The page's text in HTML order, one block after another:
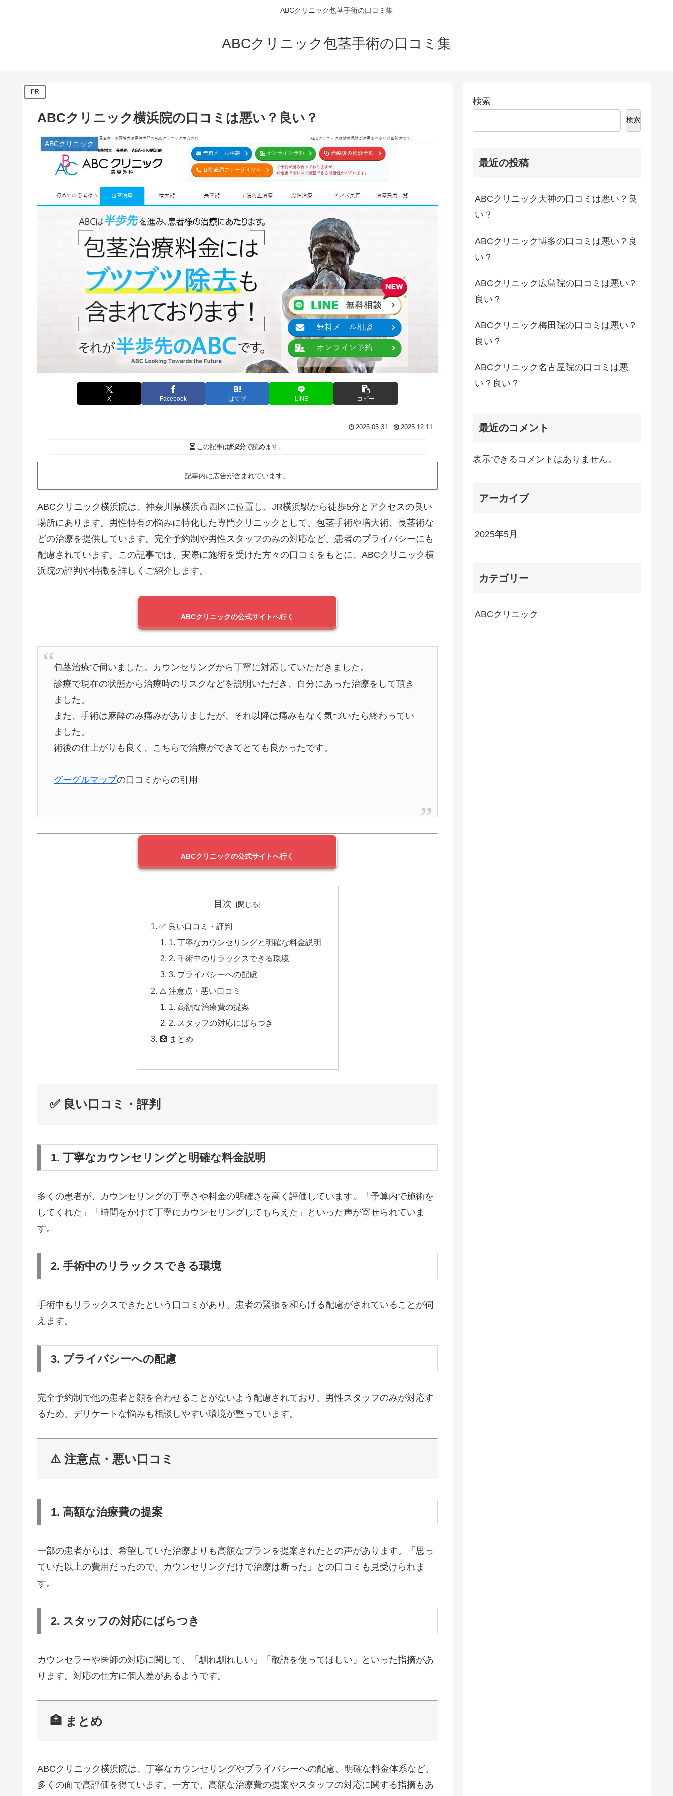
ABCクリニック包茎手術の口コミ集
ABCクリニック包茎手術の口コミ集
PR
ABCクリニック横浜院の口コミは悪い？良い？
ABCクリニック
X Facebook はてブ LINE コピー
2025.05.31 2025.12.11
この記事は約2分で読めます。
記事内に広告が含まれています。
ABCクリニック横浜院は、神奈川県横浜市西区に位置し、JR横浜駅から徒歩5分とアクセスの良い
場所にあります。 男性特有の悩みに特化した専門クリニックとして、包茎手術や増大術、長茎術な
どの治療を提供しています。 完全予約制や男性スタッフのみの対応など、患者のプライバシーにも
配慮されています。 この記事では、実際に施術を受けた方々の口コミをもとに、ABCクリニック横
浜院の評判や特徴を詳しくご紹介します。
ABCクリニックの公式サイトへ行く
包茎治療で伺いました。カウンセリングから丁寧に対応していただきました。
診療で現在の状態から治療時のリスクなどを説明いただき、自分にあった治療をして頂き
ました。
また、手術は麻酔のみ痛みがありましたが、それ以降は痛みもなく気づいたら終わってい
ました。
術後の仕上がりも良く、こちらで治療ができてとても良かったです。
グーグルマップの口コミからの引用
ABCクリニックの公式サイトへ行く
目次
✅ 良い口コミ・評判
1. 丁寧なカウンセリングと明確な料金説明
2. 手術中のリラックスできる環境
3. プライバシーへの配慮
⚠️ 注意点・悪い口コミ
1. 高額な治療費の提案
2. スタッフの対応にばらつき
🏥 まとめ
✅ 良い口コミ・評判
1. 丁寧なカウンセリングと明確な料金説明
多くの患者が、カウンセリングの丁寧さや料金の明確さを高く評価しています。
「予算内で施術を
してくれた」「時間をかけて丁寧にカウンセリングしてもらえた」といった声が寄せられていま
す。
2. 手術中のリラックスできる環境
手術中もリラックスできたという口コミがあり、患者の緊張を和らげる配慮がされていることが伺
えます。
3. プライバシーへの配慮
完全予約制で他の患者と顔を合わせることがないよう配慮されており、男性スタッフのみが対応す
るため、デリケートな悩みも相談しやすい環境が整っています。
⚠️ 注意点・悪い口コミ
1. 高額な治療費の提案
一部の患者からは、希望していた治療よりも高額なプランを提案されたとの声があります。
「思っ
ていた以上の費用だったので、カウンセリングだけで治療は断った」との口コミも見受けられま
す。
2. スタッフの対応にばらつき
カウンセラーや医師の対応に関して、「馴れ馴れしい」「敬語を使ってほしい」といった指摘があ
ります。 対応の仕方に個人差があるようです。
🏥 まとめ
ABCクリニック横浜院は、丁寧なカウンセリングやプライバシーへの配慮、明確な料金体系など、
多くの面で高評価を得ています。 一方で、高額な治療費の提案やスタッフの対応に関する指摘もあ
検索
検索
最近の投稿
ABCクリニック天神の口コミは悪い？良
い？
ABCクリニック博多の口コミは悪い？良
い？
ABCクリニック広島院の口コミは悪い？
良い？
ABCクリニック梅田院の口コミは悪い？
良い？
ABCクリニック名古屋院の口コミは悪
い？良い？
最近のコメント
表示できるコメントはありません。
アーカイブ
2025年5月
カテゴリー
ABCクリニック